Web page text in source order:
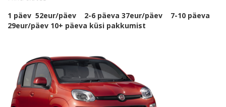
1 päev 52eur/päev 2-6 päeva 37eur/päev 7-10 päeva
29eur/päev 10+ päeva küsi pakkumist